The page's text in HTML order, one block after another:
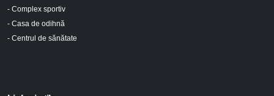
- Complex sportiv
- Casa de odihnă
- Centrul de sănătate